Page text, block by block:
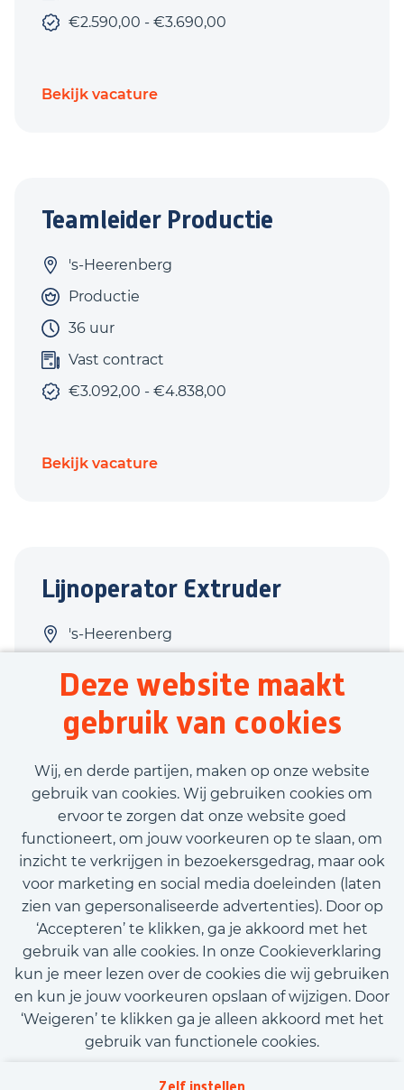
Deze website maakt
gebruik van cookies
Wij, en derde partijen, maken op onze website
gebruik van cookies. Wij gebruiken cookies om
ervoor te zorgen dat onze website goed
functioneert, om jouw voorkeuren op te slaan, om
inzicht te verkrijgen in bezoekersgedrag, maar ook
voor marketing en social media doeleinden (laten
zien van gepersonaliseerde advertenties). Door op
‘Accepteren’ te klikken, ga je akkoord met het
gebruik van alle cookies. In onze Cookieverklaring
kun je meer lezen over de cookies die wij gebruiken
en kun je jouw voorkeuren opslaan of wijzigen. Door
‘Weigeren’ te klikken ga je alleen akkoord met het
gebruik van functionele cookies.
€2.590,00 - €3.690,00
Bekijk vacature
Teamleider Productie
's-Heerenberg
Productie
36 uur
Vast contract
€3.092,00 - €4.838,00
Bekijk vacature
Lijnoperator Extruder
's-Heerenberg
36 uur
Vast contract
€2.800,00 - €3.500,00
Bekijk vacature
Call-to-action bij meer vacatures
Kom met ons in contact